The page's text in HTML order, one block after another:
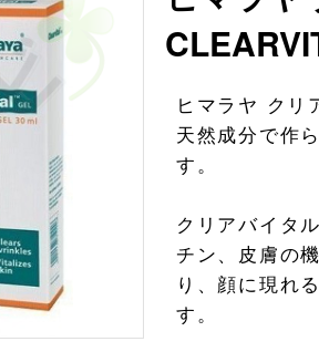
ヒマラヤ クリ
天然成分で作
す。
クリアバイタ
チン、皮膚の
り、顔に現れ
す。